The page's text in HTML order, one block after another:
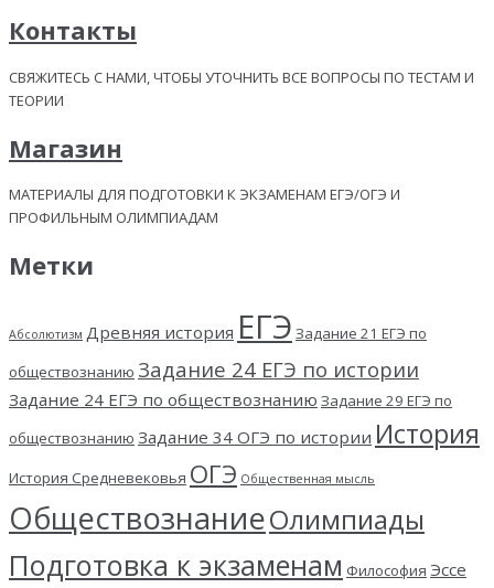
Контакты
СВЯЖИТЕСЬ С НАМИ, ЧТОБЫ УТОЧНИТЬ ВСЕ ВОПРОСЫ ПО ТЕСТАМ И
ТЕОРИИ
Магазин
МАТЕРИАЛЫ ДЛЯ ПОДГОТОВКИ К ЭКЗАМЕНАМ ЕГЭ/ОГЭ И
ПРОФИЛЬНЫМ ОЛИМПИАДАМ
Метки
Абсолютизм Древняя история ЕГЭ Задание 21 ЕГЭ по
обществознанию Задание 24 ЕГЭ по истории
Задание 24 ЕГЭ по обществознанию Задание 29 ЕГЭ по
обществознанию Задание 34 ОГЭ по истории История
История Средневековья ОГЭ Общественная мысль
ОбществознаниеОлимпиады
Подготовка к экзаменам Философия Эссе